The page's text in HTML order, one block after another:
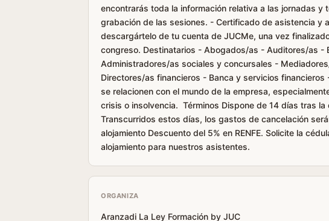
encontrarás toda la información relativa a las jornadas y
grabación de las sesiones. - Certificado de asistencia y
descargártelo de tu cuenta de JUCMe, una vez
congreso. Destinatarios - Abogados/as - Auditores/as -
Administradores/as sociales y concursales -
Directores/as financieros - Banca y servicios
se relacionen con el mundo de la empresa,
crisis o insolvencia. Términos Dispone de 14 días tras
Transcurridos estos días, los gastos de cancelación
alojamiento Descuento del 5% en RENFE. Solicite la
alojamiento para nuestros asistentes.
ORGANIZA
Aranzadi La Ley Formación by JUC